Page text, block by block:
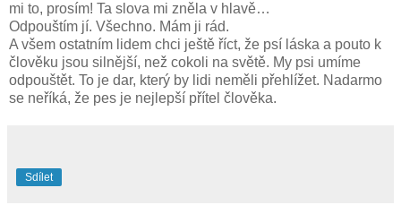
mi to, prosím! Ta slova mi zněla v hlavě…
Odpouštím jí. Všechno. Mám ji rád.
A všem ostatním lidem chci ještě říct, že psí láska a pouto k
člověku jsou silnější, než cokoli na světě. My psi umíme
odpouštět. To je dar, který by lidi neměli přehlížet. Nadarmo
se neříká, že pes je nejlepší přítel člověka.
Sdílet